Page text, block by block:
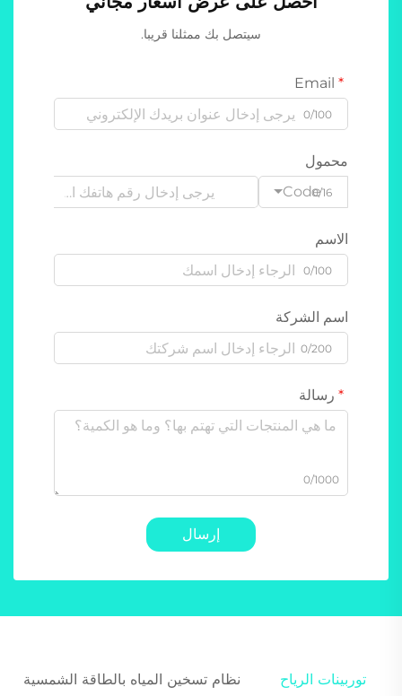
سيتصل بك ممثلنا قريبا.
0/100
محمول
Code0/16
الاسم
0/100
اسم الشركة
0/200
رسالة
0/1000
إرسال
توربينات الرياح نظام تسخين المياه بالطاقة الشمسية